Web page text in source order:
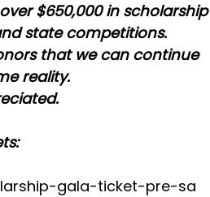
$650,000 in scholarship
state competitions.
that we can continue
reality.
gala-ticket-pre-sa